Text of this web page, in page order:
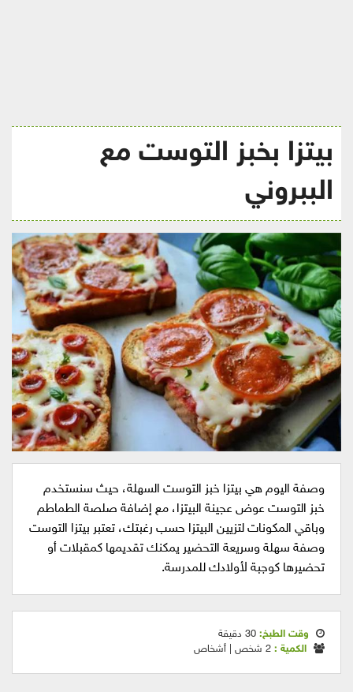
بيتزا بخبز التوست مع
الببروني
وصفة اليوم هي بيتزا خبز التوست السهلة، حيث سنستخدم
خبز التوست عوض عجينة البيتزا، مع إضافة صلصة الطماطم
وباقي المكونات لتزيين البيتزا حسب رغبتك، تعتبر بيتزا التوست
وصفة سهلة وسريعة التحضير يمكنك تقديمها كمقبلات أو
تحضيرها كوجبة لأولادك للمدرسة.
وقت الطبخ: 30 دقيقة
الكمية : 2 شخص | أشخاص